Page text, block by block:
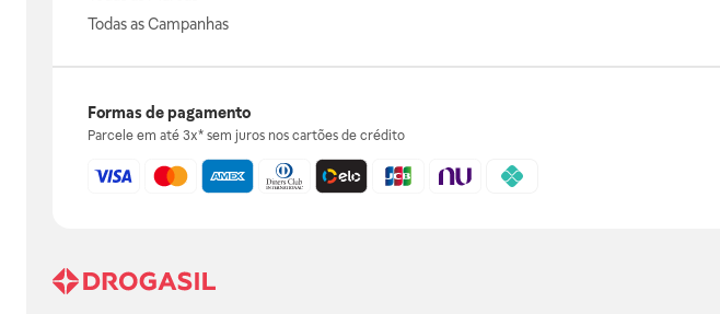
Todas as Campanhas
Formas de pagamento
Parcele em até 3x* sem juros nos cartões de crédito